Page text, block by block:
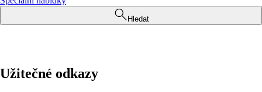
Hledat
Užitečné odkazy